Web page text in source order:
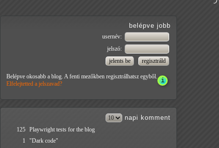
belépve jobb
usernév:
jelszó:
Belépve okosabb a blog. A fenti mezőkben regisztrálhatsz egyből.
Elfelejtetted a jelszavad?
napi komment
125 Playwright tests for the blog
1
"Dark code"